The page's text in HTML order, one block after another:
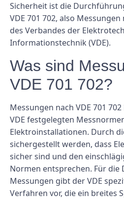
Sicherheit ist die
VDE 701 702, also
des Verbandes der
Informationstechnik (VDE).
Was sind
VDE 701 702?
Messungen nach VDE 701
VDE festgelegten
Elektroinstallationen. Durch
sichergestellt werden, dass
sicher sind und den
Normen entsprechen. Für
Messungen gibt der VDE
Verfahren vor, die ein breites